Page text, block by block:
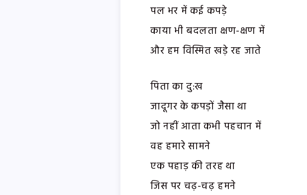
पल भर में कई कपड़े
काया भी बदलता क्षण-क्षण में
और हम विस्मित खड़े रह जाते
पिता का दु:ख
जादूगर के कपड़ों जैसा था
जो नहीं आता कभी पहचान में
वह हमारे सामने
एक पहाड़ की तरह था
जिस पर चढ़-चढ़ हमने